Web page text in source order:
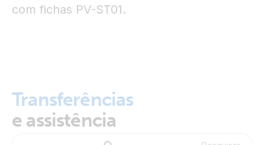
com fichas PV-ST01.
Transferências
e assistência